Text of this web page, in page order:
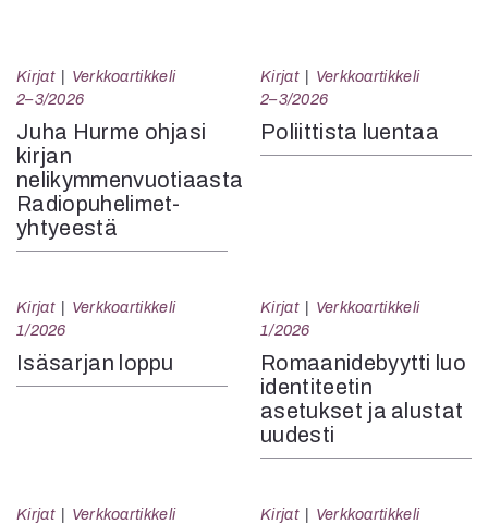
Kirjat
Verkkoartikkeli
2–3/2026
Juha Hurme ohjasi
kirjan
nelikymmenvuotiaasta
Radiopuhelimet-
yhtyeestä
Kirjat
Verkkoartikkeli
2–3/2026
Poliittista luentaa
Kirjat
Verkkoartikkeli
1/2026
Isäsarjan loppu
Kirjat
Verkkoartikkeli
1/2026
Romaanidebyytti luo
identiteetin
asetukset ja alustat
uudesti
Kirjat
Verkkoartikkeli
Kirjat
Verkkoartikkeli